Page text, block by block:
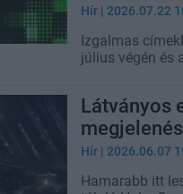
Hír | 2026.07.22
Izgalmas
július végén és
Látványos
Hír | 2026.06.07
Hamarabb itt